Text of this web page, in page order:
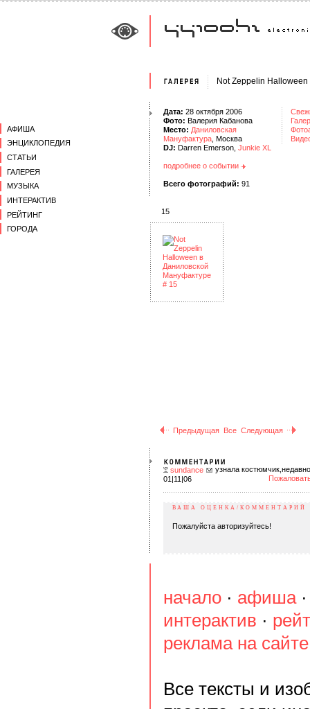
АФИША
ЭНЦИКЛОПЕДИЯ
СТАТЬИ
ГАЛЕРЕЯ
МУЗЫКА
ИНТЕРАКТИВ
РЕЙТИНГ
ГОРОДА
Not Zeppelin
Дата: 28 октября 2006
Фото: Валерия Кабанова
Место: Даниловская
Мануфактура , Москва
DJ: Darren Emerson, Junkie XL
подробнее о событии
Всего фотографий: 91
15
Предыдущая Все Следующая
sundance
01|11|06
узнала
ВАША ОЦЕНКА/КОММЕНТАРИЙ
Пожалуйста авторизуйтесь!
начало · афиша
интерактив ·
реклама на сайте
Все тексты и